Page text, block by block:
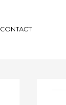
CONTACT